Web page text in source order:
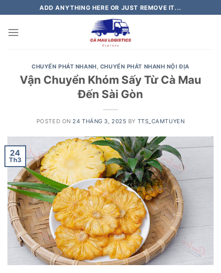
to
content
ADD ANYTHING HERE OR JUST REMOVE IT...
CHUYỂN PHÁT NHANH, CHUYỂN PHÁT NHANH NỘI ĐỊA
Vận Chuyển Khóm Sấy Từ Cà Mau
Đến Sài Gòn
POSTED ON 24 THÁNG 3, 2025 BY TTS_CAMTUYEN
24
Th3